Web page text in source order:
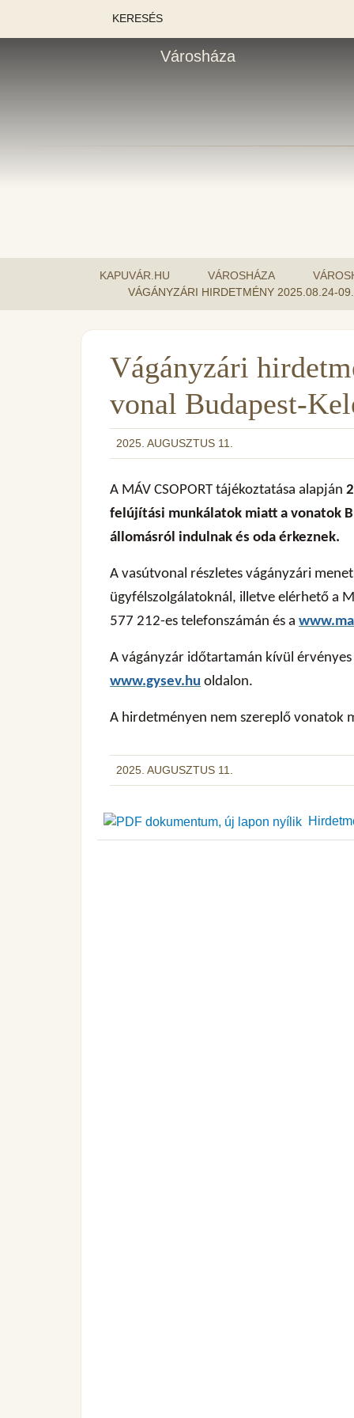
KERESÉS
Városháza
KAPUVÁR.HU VÁROSHÁZA
VÁGÁNYZÁRI HIRDETMÉNY 2025.08.24-
Vágányzári
vonal Budapest-
2025. AUGUSZTUS 11.
A MÁV CSOPORT tájékoztatása alapján
felújítási munkálatok miatt a vonatok
állomásról indulnak és oda érkeznek.
A vasútvonal részletes vágányzári
ügyfélszolgálatoknál, illetve elérhető a
577 212-es telefonszámán és a
A vágányzár időtartamán kívül
www.gysev.hu oldalon.
A hirdetményen nem szereplő vonatok
2025. AUGUSZTUS 11.